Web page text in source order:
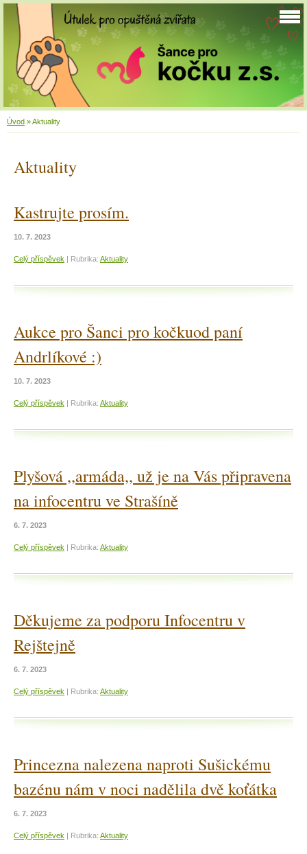
Úvod »Aktuality
Aktuality
Kastrujte prosím.
10. 7. 2023
Celý příspěvek | Rubrika: Aktuality
Aukce pro Šanci pro kočkuod paní
Andrlíkové :)
10. 7. 2023
Celý příspěvek | Rubrika: Aktuality
Plyšová ,,armáda,, už je na Vás připravena
na infocentru ve Strašíně
6. 7. 2023
Celý příspěvek | Rubrika: Aktuality
Děkujeme za podporu Infocentru v
Rejštejně
6. 7. 2023
Celý příspěvek | Rubrika: Aktuality
Princezna nalezena naproti Sušickému
bazénu nám v noci nadělila dvě koťátka
6. 7. 2023
Celý příspěvek | Rubrika: Aktuality